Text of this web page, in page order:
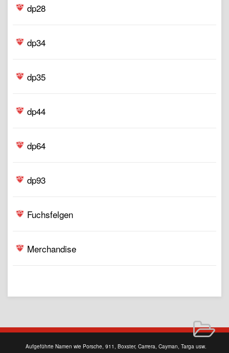
dp28
dp34
dp35
dp44
dp64
dp93
Fuchsfelgen
Merchandise
Aufgeführte Namen wie Porsche, 911, Boxster, Carrera, Cayman, Targa usw.